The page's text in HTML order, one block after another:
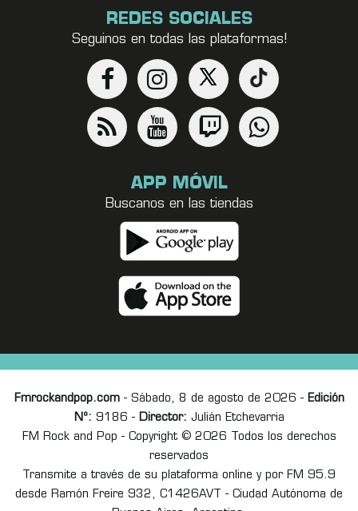
REDES SOCIALES
Seguinos en todas las plataformas!
APP MÓVIL
Buscanos en las tiendas
Fmrockandpop.com- Sábado, 8 de agosto de 2026 - Edición
Nº: 9186 - Director: Julián Etchevarria
FM Rock and Pop - Copyright © 2026 Todos los derechos
reservados
Transmite a través de su plataforma online y por FM 95.9
desde Ramón Freire 932, C1426AVT - Ciudad Autónoma de